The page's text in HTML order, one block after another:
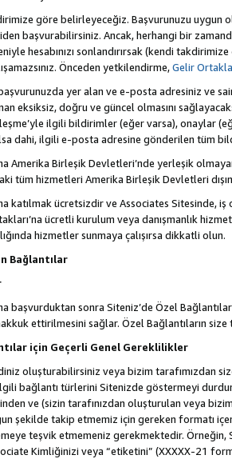
göre belirleyeceğiz. Başvurunuzu uygun
başvurabilirsiniz. Ancak, herhangi bir
hesabınızı sonlandırırsak (kendi
Önceden yetkilendirme,Gelir
yer alan ve e-posta adresiniz ve
eksiksiz, doğru ve güncel olmasını
ilgili bildirimler (eğer varsa), onaylar
dahi, ilgili e-posta adresine gönderilen tüm
Amerika Birleşik Devletleri’nde yerleşik
tüm hizmetleri Amerika Birleşik Devletleri
katılmak ücretsizdir ve Associates Sitesinde,
ücretli kurulum veya danışmanlık
hizmetler sunmaya çalışırsa dikkatli olun.
Bağlantılar
başvurduktan sonra Siteniz’de Özel
ettirilmesini sağlar. Özel Bağlantıların
için Geçerli Genel Gereklilikler
oluşturabilirsiniz veya bizim tarafımızdan
bağlantı türlerini Sitenizde göstermeyi
ve (sizin tarafınızdan oluşturulan veya
şekilde takip etmemiz için gereken formatı
teşvik etmemeniz gerekmektedir. Örneğin,
Kimliğinizi veya “etiketini” (XXXXX-21